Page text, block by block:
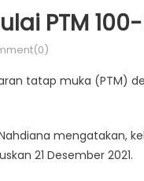
PTM
tatap muka (PTM)
mengatakan,
21 Desember 2021.